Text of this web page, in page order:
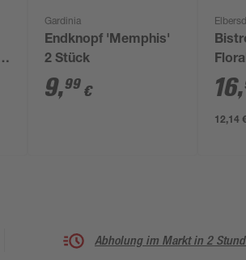
Gardinia
Endknopf 'Memphis'
2 Stück
9,99 € 16,
12,14
Abholung im Markt in 2